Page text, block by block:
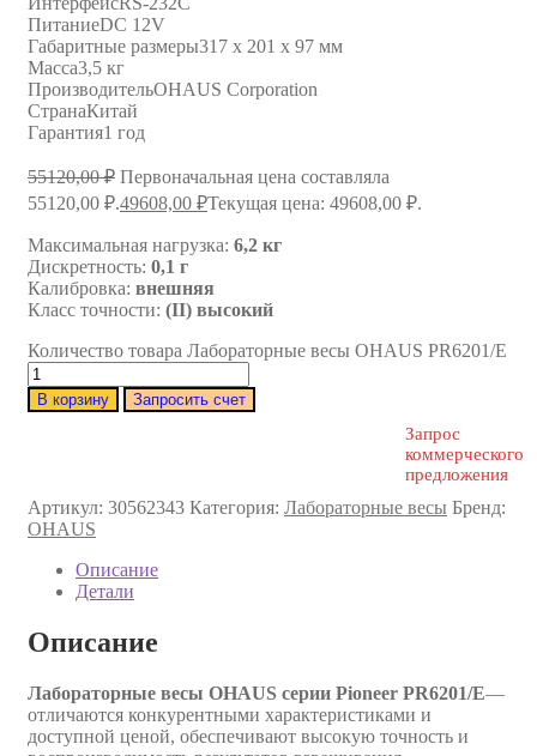
ПитаниеDC 12V
Габаритные размеры317 х 201 х 97 мм
Масса3,5 кг
ПроизводительOHAUS Corporation
СтранаКитай
Гарантия1 год
55120,00₽ Первоначальная цена составляла
55120,00 ₽.49608,00 ₽Текущая цена: 49608,00 ₽.
Максимальная нагрузка: 6,2 кг
Дискретность: 0,1 г
Калибровка: внешняя
Класс точности: (II) высокий
Количество товара Лабораторные весы OHAUS PR6201/E
В корзину Запросить счет
Запрос
коммерческого
предложения
Артикул: 30562343 Категория: Лабораторные весы Бренд:
OHAUS
Описание
Детали
Описание
Лабораторные весы OHAUS серии Pioneer PR6201/E—
отличаются конкурентными характеристиками и
доступной ценой, обеспечивают высокую точность и